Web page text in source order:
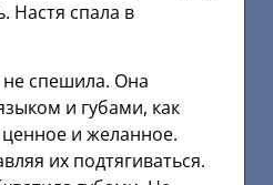
Настя спала в
спешила. Она
и губами, как
и желанное.
их подтягиваться.